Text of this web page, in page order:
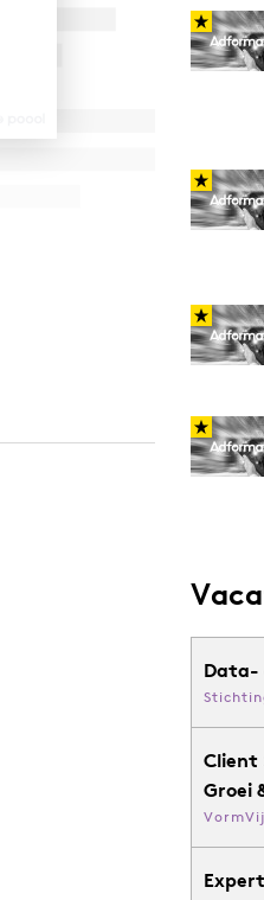
Data-
Client
Groei